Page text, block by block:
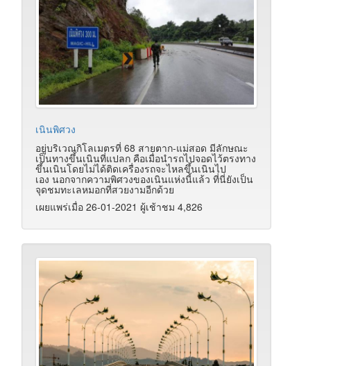
เนินพิศวง
อยู่บริเวณกิโลเมตรที่ 68 สายตาก-แม่สอด มีลักษณะ
เป็นทางขึ้นเนินที่แปลก คือเมื่อนำรถไปจอดไว้ตรงทาง
ขึ้นเนินโดยไม่ได้ติดเครื่องรถจะไหลขึ้นเนินไป
เอง นอกจากความพิศวงของเนินแห่งนี้แล้ว ที่นี่ยังเป็น
จุดชมทะเลหมอกที่สวยงามอีกด้วย
เผยแพร่เมื่อ 26-01-2021 ผู้เช้าชม 4,826